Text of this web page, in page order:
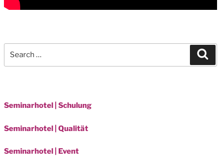
Seminarhotel | Schulung
Seminarhotel | Qualität
Seminarhotel | Event